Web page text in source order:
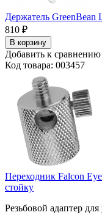
Держатель
810 ₽
В корзину
Добавить к сравнению
Код товара: 003457
Переходник Falcon
стойку
Резьбовой адаптер